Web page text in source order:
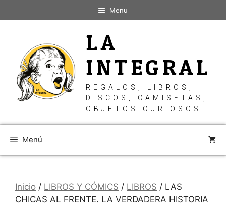
al
Menu
LA
INTEGRAL
REGALOS, LIBROS,
DISCOS, CAMISETAS,
OBJETOS CURIOSOS
Menú
Inicio / LIBROS Y CÓMICS / LIBROS / LAS
CHICAS AL FRENTE. LA VERDADERA HISTORIA